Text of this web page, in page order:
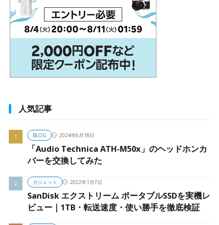
人気記事
BLOG 2024年6月18日
「Audio Technica ATH-M50x」のヘッドホンカ
バーを交換してみた
ガジェット 2022年1月7日
SanDisk エクストリーム ポータブルSSDを実機レ
ビュー｜1TB・転送速度・使い勝手を徹底検証